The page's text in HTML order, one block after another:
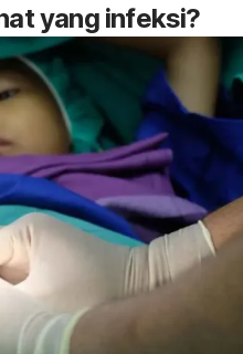
yang infeksi?